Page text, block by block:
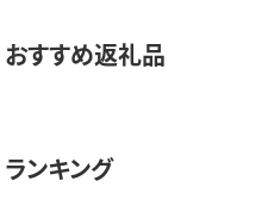
おすすめ返礼品
ランキング